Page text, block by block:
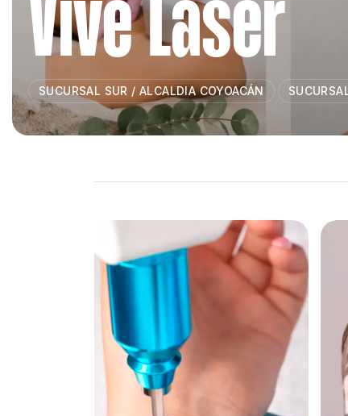
Vive Laser
SUCURSAL SUR / ALCALDIA COYOACÁN